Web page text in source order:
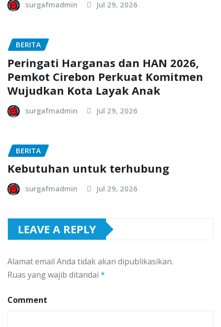
surgafmadmin Jul 29, 2026
BERITA
Peringati Harganas dan HAN 2026,
Pemkot Cirebon Perkuat Komitmen
Wujudkan Kota Layak Anak
surgafmadmin Jul 29, 2026
BERITA
Kebutuhan untuk terhubung
surgafmadmin Jul 29, 2026
LEAVE A REPLY
Alamat email Anda tidak akan dipublikasikan.
Ruas yang wajib ditandai *
Comment